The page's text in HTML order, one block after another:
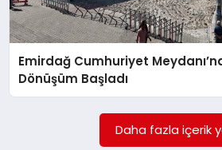
Emirdağ Cumhuriyet
Dönüşüm Başladı
Daha fazla içerik